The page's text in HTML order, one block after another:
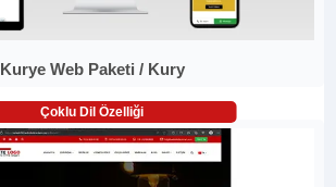
Kurye Web Paketi / Kury
Çoklu Dil Özelliği